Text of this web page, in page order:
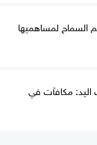
لمساهميها
اليد: مكافآت في